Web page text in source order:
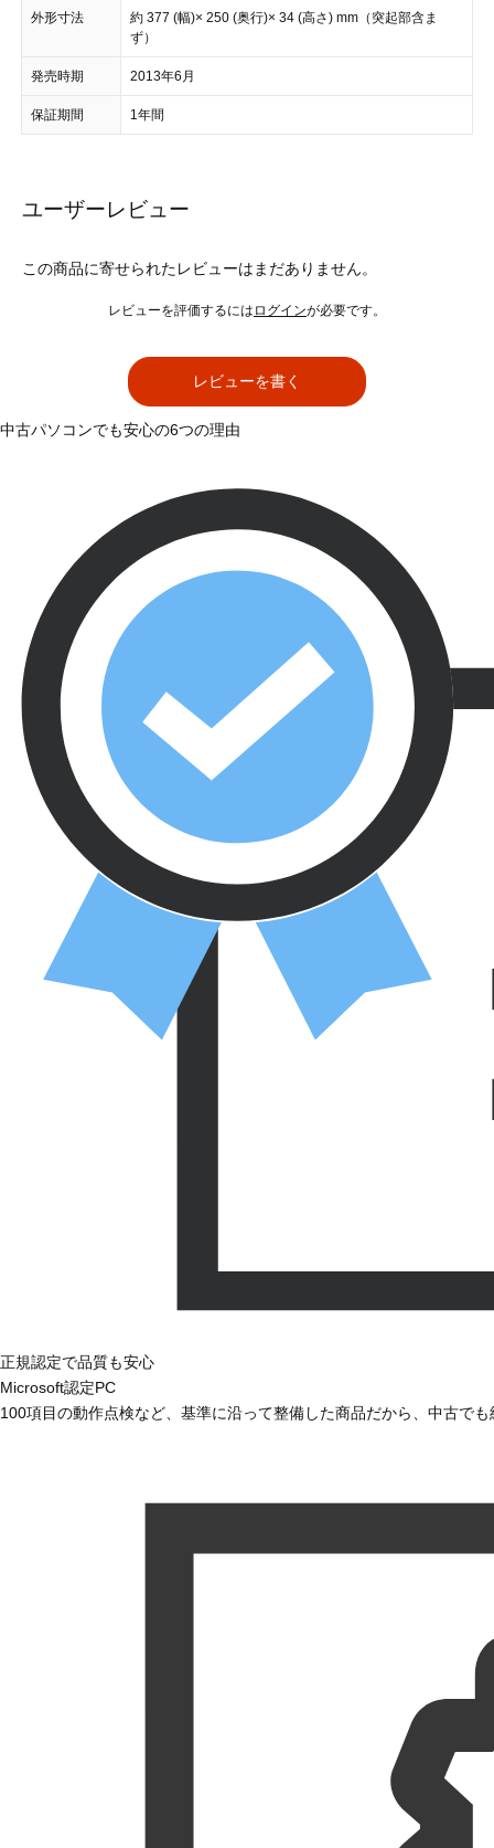
外形寸法
約 377 (幅)× 250 (奥行)× 34 (高さ) mm（突起部含ま
ず）
発売時期 2013年6月
保証期間 1年間
ユーザーレビュー
この商品に寄せられたレビューはまだありません。
レビューを評価するには ログインが必要です。
レビューを書く
中古パソコンでも安心の6つの理由
正規認定で品質も安心
Microsoft認定PC
100項目の動作点検など、基準に沿って整備した商品だから、中古で